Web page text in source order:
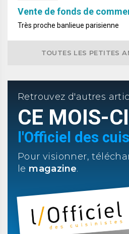
Vente de fonds de
Très proche banlieue parisienne
TOUTES LES PETITES
Retrouvez d'autres
CE MOIS-CI
l'Officiel des
Pour visionner,
le magazine.